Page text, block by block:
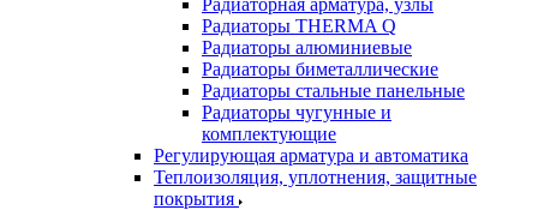
Радиаторная арматура, узлы
Радиаторы THERMA Q
Радиаторы алюминиевые
Радиаторы биметаллические
Радиаторы стальные панельные
Радиаторы чугунные и
комплектующие
Регулирующая арматура и автоматика
Теплоизоляция, уплотнения, защитные
покрытия